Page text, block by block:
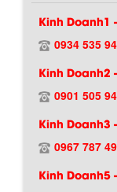
Kinh Doanh1
0934 535
Kinh Doanh2
0901 505
Kinh Doanh3
0967 787
Kinh Doanh5